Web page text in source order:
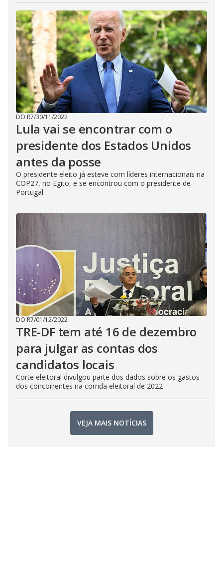
DO R7/30/11/2022
Lula vai se encontrar com o
presidente dos Estados Unidos
antes da posse
O presidente eleito já esteve com líderes internacionais na
COP27, no Egito, e se encontrou com o presidente de
Portugal
DO R7/01/12/2022
TRE-DF tem até 16 de dezembro
para julgar as contas dos
candidatos locais
Corte eleitoral divulgou parte dos dados sobre os gastos
dos concorrentes na corrida eleitoral de 2022
VEJA MAIS NOTÍCIAS